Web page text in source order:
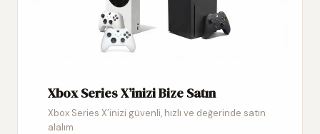
Xbox Series X’inizi Bize Satın
Xbox Series X’inizi güvenli, hızlı ve değerinde satın
alalım